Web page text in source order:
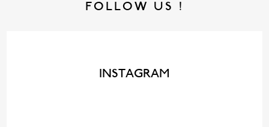
FOLLOW US !
INSTAGRAM